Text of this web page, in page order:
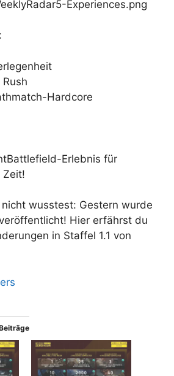
Hardcore
Erlebnis für
Zeit!
wusstest: Gestern wurde
Hier erfährst du
in Staffel 1.1 von